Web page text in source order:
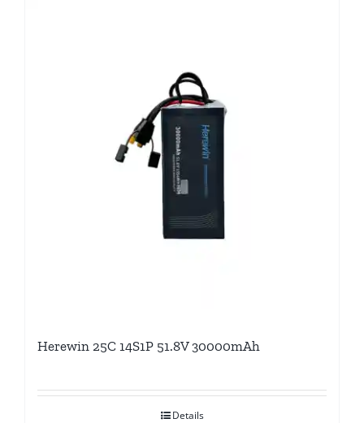
Herewin 25C 14S1P 51.8V 30000mAh
Details